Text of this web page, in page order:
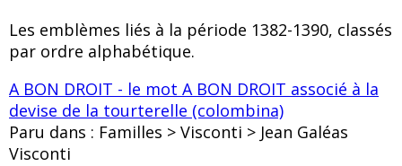
Les emblèmes liés à la période 1382-1390, classés
par ordre alphabétique.
A BON DROIT - le mot A BON DROIT associé à la
devise de la tourterelle (colombina)
Paru dans : Familles > Visconti > Jean Galéas
Visconti